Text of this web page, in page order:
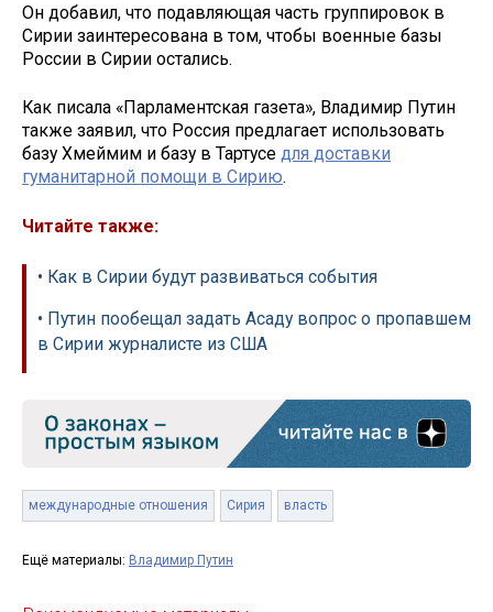
Он добавил, что подавляющая часть группировок в
Сирии заинтересована в том, чтобы военные базы
России в Сирии остались.
Как писала «Парламентская газета», Владимир Путин
также заявил, что Россия предлагает использовать
базу Хмеймим и базу в Тартусе для доставки
гуманитарной помощи в Сирию.
Читайте также:
• Как в Сирии будут развиваться события
• Путин пообещал задать Асаду вопрос о пропавшем
в Сирии журналисте из США
международные отношения Сирия власть
Ещё материалы: Владимир Путин